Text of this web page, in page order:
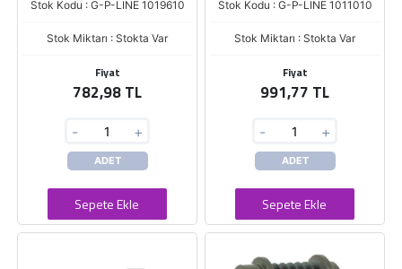
Stok Kodu : G-P-LINE 1019610
Stok Miktarı : Stokta Var
Fiyat
782,98 TL
- +
ADET
Sepete Ekle
Stok Kodu : G-P-LINE 1011010
Stok Miktarı : Stokta Var
Fiyat
991,77 TL
- +
ADET
Sepete Ekle